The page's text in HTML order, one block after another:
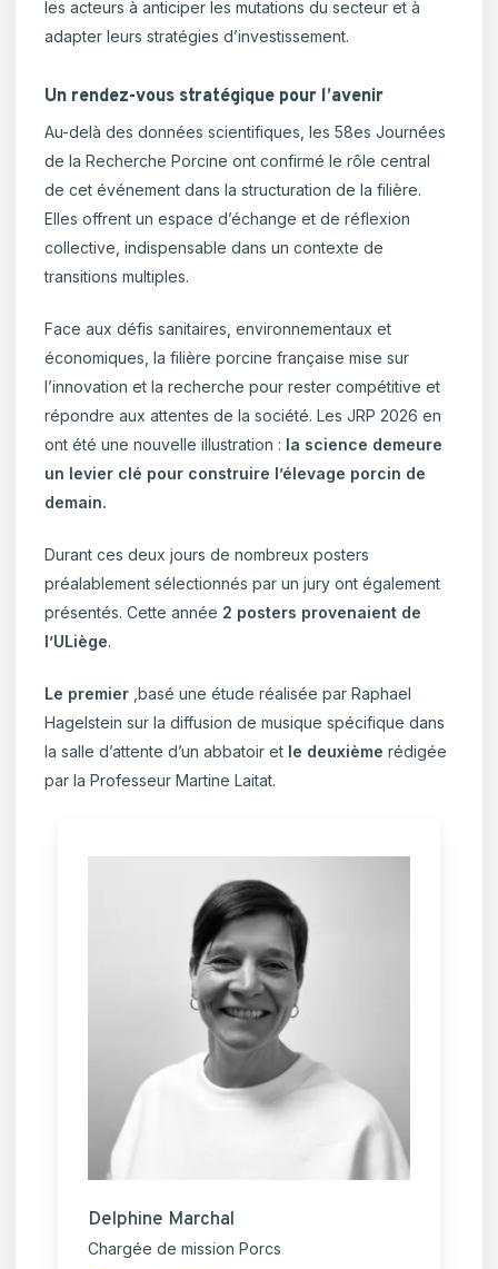
les acteurs à anticiper les mutations du secteur et à
adapter leurs stratégies d’investissement.
Un rendez-vous stratégique pour l’avenir
Au-delà des données scientifiques, les 58es Journées
de la Recherche Porcine ont confirmé le rôle central
de cet événement dans la structuration de la filière.
Elles offrent un espace d’échange et de réflexion
collective, indispensable dans un contexte de
transitions multiples.
Face aux défis sanitaires, environnementaux et
économiques, la filière porcine française mise sur
l’innovation et la recherche pour rester compétitive et
répondre aux attentes de la société. Les JRP 2026 en
ont été une nouvelle illustration : la science demeure
un levier clé pour construire l’élevage porcin de
demain.
Durant ces deux jours de nombreux posters
préalablement sélectionnés par un jury ont également
présentés. Cette année 2 posters provenaient de
l’ULiège.
Le premier ,basé une étude réalisée par Raphael
Hagelstein sur la diffusion de musique spécifique dans
la salle d’attente d’un abbatoir et le deuxième rédigée
par la Professeur Martine Laitat.
Delphine Marchal
Chargée de mission Porcs